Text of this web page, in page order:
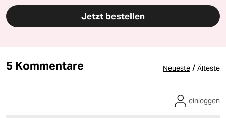
Jetzt bestellen
5 Kommentare Neueste / Älteste
einloggen